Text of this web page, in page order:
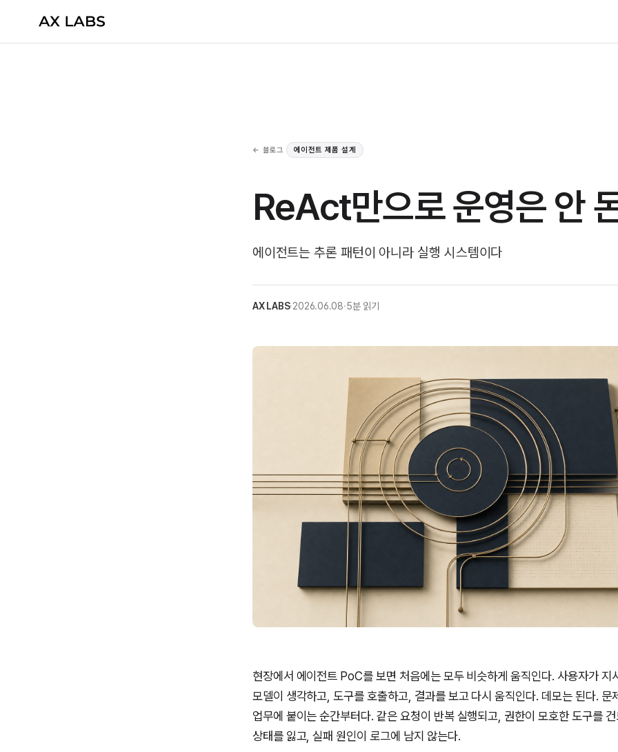
← 블로그 에이전트 제품 설계
ReAct만으로 운영은 안
에이전트는 추론 패턴이 아니라 실행 시스템이다
AX LABS·2026.06.08·5분 읽기
현장에서 에이전트 PoC를 보면 처음에는 모두 비슷하게 움직인다. 사용자가 지
모델이 생각하고, 도구를 호출하고, 결과를 보고 다시 움직인다. 데모는 된다. 문
업무에 붙이는 순간부터다. 같은 요청이 반복 실행되고, 권한이 모호한 도구를
상태를 잃고, 실패 원인이 로그에 남지 않는다.